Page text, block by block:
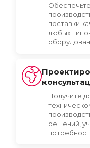
поставки
любых
Получите
решений,